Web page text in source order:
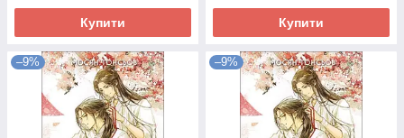
Купити Купити
–9% –9%